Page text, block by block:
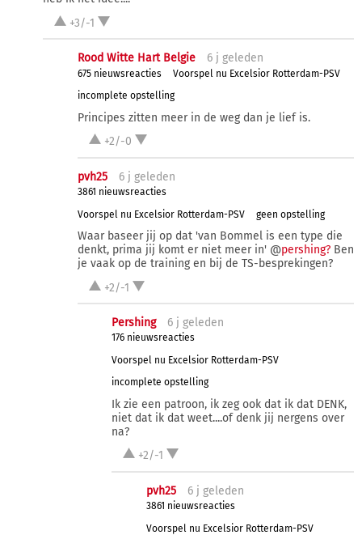
+3/-1
Rood Witte Hart Belgie 6 j geleden
675 nieuwsreacties
Voorspel nu Excelsior Rotterdam-PSV
incomplete opstelling
Principes zitten meer in de weg dan je lief is.
+2/-0
pvh25 6 j geleden
3861 nieuwsreacties
Voorspel nu Excelsior Rotterdam-PSV
geen opstelling
Waar baseer jij op dat 'van Bommel is een type die
denkt, prima jij komt er niet meer in' @pershing?Ben
je vaak op de training en bij de TS-besprekingen?
+2/-1
Pershing 6 j geleden
176 nieuwsreacties
Voorspel nu Excelsior Rotterdam-PSV
incomplete opstelling
Ik zie een patroon, ik zeg ook dat ik dat DENK,
niet dat ik dat weet....of denk jij nergens over
na?
+2/-1
pvh25 6 j geleden
3861 nieuwsreacties
Voorspel nu Excelsior Rotterdam-PSV